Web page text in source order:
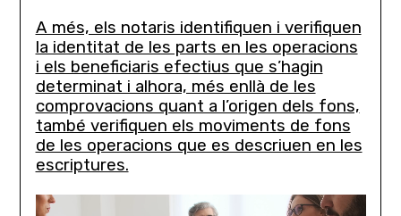
A més, els notaris identifiquen i verifiquen
la identitat de les parts en les operacions
i els beneficiaris efectius que s’hagin
determinat i alhora, més enllà de les
comprovacions quant a l’origen dels fons,
també verifiquen els moviments de fons
de les operacions que es descriuen en les
escriptures.
Lecteur